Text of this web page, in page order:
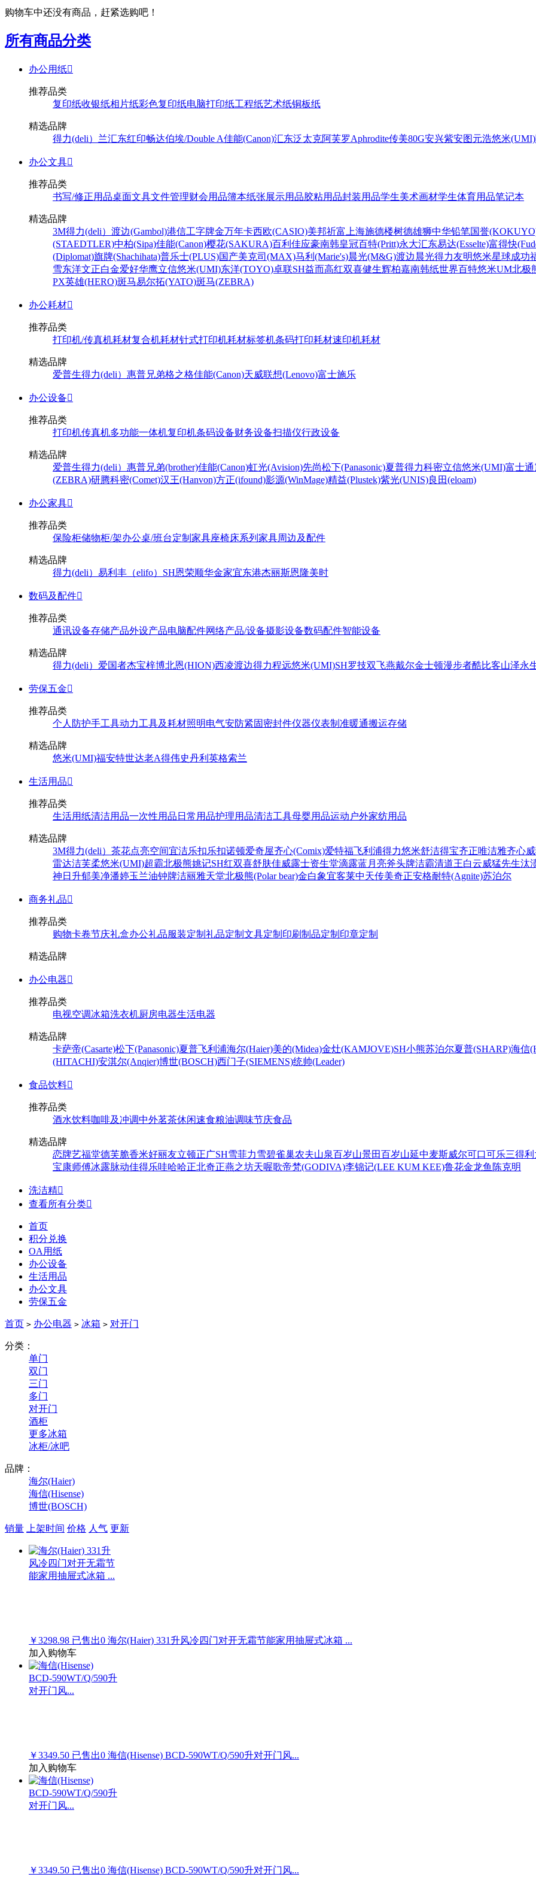
购物车中还没有商品，赶紧选购吧！
所有商品分类
办公用纸
推荐品类
复印纸收银纸相片纸彩色复印纸电脑打印纸工程纸艺术纸铜板纸
精选品牌
得力(deli） 兰汇东红印畅达伯埃/Double A佳能(Canon)汇东泛太克阿芙罗Aphrodite传美80G安兴紫安图元浩悠米(UMI)
办公文具
推荐品类
书写/修正用品桌面文具文件管理财会用品簿本纸张展示用品胶粘用品封装用品学生美术画材学生体育用品笔记本
精选品牌
3M得力(deli） 渡边(Gambol)港信工字牌金万年卡西欧(CASIO)美邦祈富 上海施德楼树德雄狮中华铅笔国誉
(STAEDTLER)中柏(Sipa)佳能(Canon)樱花(SAKURA)百利佳应豪南韩皇冠百特(Pritt)永大汇东易达(Esselte)富得快
(Diplomat)旗牌(Shachihata)普乐士(PLUS)国产美克司(MAX)马利(Marie's)晨光(M&G)渡边 晨光得力友明悠米星球成功
雪东洋文正白金爱好华鹰立信悠米(UMI)东洋(TOYO)卓联SH益而高红双喜健生辉柏嘉南韩纸世界百特悠米UM北极
PX英雄(HERO)斑马易尔拓(YATO)斑马(ZEBRA)
办公耗材
推荐品类
打印机/传真机耗材复合机耗材针式打印机耗材标签机条码打印耗材速印机耗材
精选品牌
爱普生得力(deli） 惠普兄弟格之格佳能(Canon)天威联想(Lenovo)富士施乐
办公设备
推荐品类
打印机传真机多功能一体机复印机条码设备财务设备扫描仪行政设备
精选品牌
爱普生得力(deli） 惠普兄弟(brother)佳能(Canon)虹光(Avision)先尚松下(Panasonic)夏普得力科密立信悠米(UMI)富士通
(ZEBRA)研腾科密(Comet)汉王(Hanvon)方正(ifound)影源(WinMage)精益(Plustek)紫光(UNIS)良田(eloam)
办公家具
推荐品类
保险柜储物柜/架办公桌/班台定制家具座椅床系列 家具周边及配件
精选品牌
得力(deli） 易利丰（elifo） SH恩荣顺华金家宜东港杰丽斯恩隆美时
数码及配件
推荐品类
通讯设备存储产品外设产品电脑配件网络产品/设备摄影设备数码配件智能设备
精选品牌
得力(deli） 爱国者杰宝梓博北恩(HION)西凌渡边得力程远悠米(UMI)SH罗技双飞燕戴尔金士顿漫步者酷比客山泽永
劳保五金
推荐品类
个人防护手工具动力工具及耗材照明电气安防紧固密封件仪器仪表制准暖通搬运存储
精选品牌
悠米(UMI)福安特世达老A得伟史丹利 英格索兰
生活用品
推荐品类
生活用纸清洁用品一次性用品 日常用品护理用品清洁工具母婴用品运动户外家纺用品
精选品牌
3M得力(deli） 茶花点亮空间宜洁乐扣乐扣诺顿爱奇屋齐心(Comix)爱特福飞利浦得力悠米舒洁得宝齐正唯洁雅齐心
雷达洁芙柔悠米(UMI)超霸北极熊姚记SH红双喜舒肤佳威露士资生堂滴露蓝月亮斧头牌洁霸清道王白云威猛先生汰
神 日升郁美净潘婷玉兰油钟牌洁丽雅天堂北极熊(Polar bear)金白象宜客莱中天传美奇正安格耐特(Agnite)苏泊尔
商务礼品
推荐品类
购物卡卷节庆礼盒办公礼品服装定制 礼品定制 文具定制 印刷制品定制 印章定制
精选品牌
办公电器
推荐品类
电视空调冰箱洗衣机厨房电器生活电器
精选品牌
卡萨帝(Casarte)松下(Panasonic)夏普飞利浦海尔(Haier)美的(Midea)金灶(KAMJOVE)SH小熊苏泊尔夏普(SHARP)海信
(HITACHI)安淇尔(Anqier)博世(BOSCH)西门子(SIEMENS)统帅(Leader)
食品饮料
推荐品类
酒水饮料咖啡及冲调中外茗茶休闲速食粮油调味节庆食品
精选品牌
恋牌艺福堂德芙脆香米好丽友立顿正广SH雪菲力雪碧雀巢农夫山泉百岁山景田百岁山延中麦斯威尔可口可乐三得利
宝康师傅冰露脉动佳得乐哇哈哈正北奇正燕之坊天喔歌帝梵(GODIVA)李锦记(LEE KUM KEE)鲁花金龙鱼 陈克明
洗洁精
查看所有分类
首页
积分兑换
OA用纸
办公设备
生活用品
办公文具
劳保五金
首页 > 办公电器 > 冰箱 > 对开门
分类：
单门
双门
三门
多门
对开门
酒柜
更多冰箱
冰柜/冰吧
品牌：
海尔(Haier)
海信(Hisense)
博世(BOSCH)
销量 上架时间 价格 人气 更新
￥3298.98 已售出0 海尔(Haier) 331升风冷四门对开无霜节能家用抽屉式冰箱 ...
加入购物车
￥3349.50 已售出0 海信(Hisense) BCD-590WT/Q/590升对开门风...
加入购物车
￥3349.50 已售出0 海信(Hisense) BCD-590WT/Q/590升对开门风...